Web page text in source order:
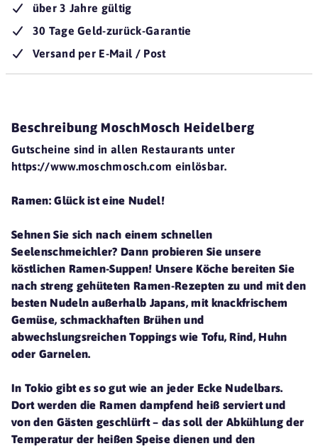
über 3 Jahre gültig
30 Tage Geld-zurück-Garantie
Versand per E-Mail / Post
Beschreibung MoschMosch Heidelberg
Gutscheine sind in allen Restaurants unter
https://www.moschmosch.com einlösbar.
Ramen: Glück ist eine Nudel!
Sehnen Sie sich nach einem schnellen
Seelenschmeichler? Dann probieren Sie unsere
köstlichen Ramen-Suppen! Unsere Köche bereiten Sie
nach streng gehüteten Ramen-Rezepten zu und mit den
besten Nudeln außerhalb Japans, mit knackfrischem
Gemüse, schmackhaften Brühen und
abwechslungsreichen Toppings wie Tofu, Rind, Huhn
oder Garnelen.
In Tokio gibt es so gut wie an jeder Ecke Nudelbars.
Dort werden die Ramen dampfend heiß serviert und
von den Gästen geschlürft – das soll der Abkühlung der
Temperatur der heißen Speise dienen und den